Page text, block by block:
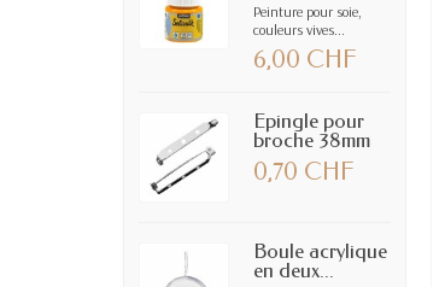
Peinture pour soie,
couleurs vives...
6,00 CHF
Epingle pour
broche 38mm
0,70 CHF
Boule acrylique
en deux...